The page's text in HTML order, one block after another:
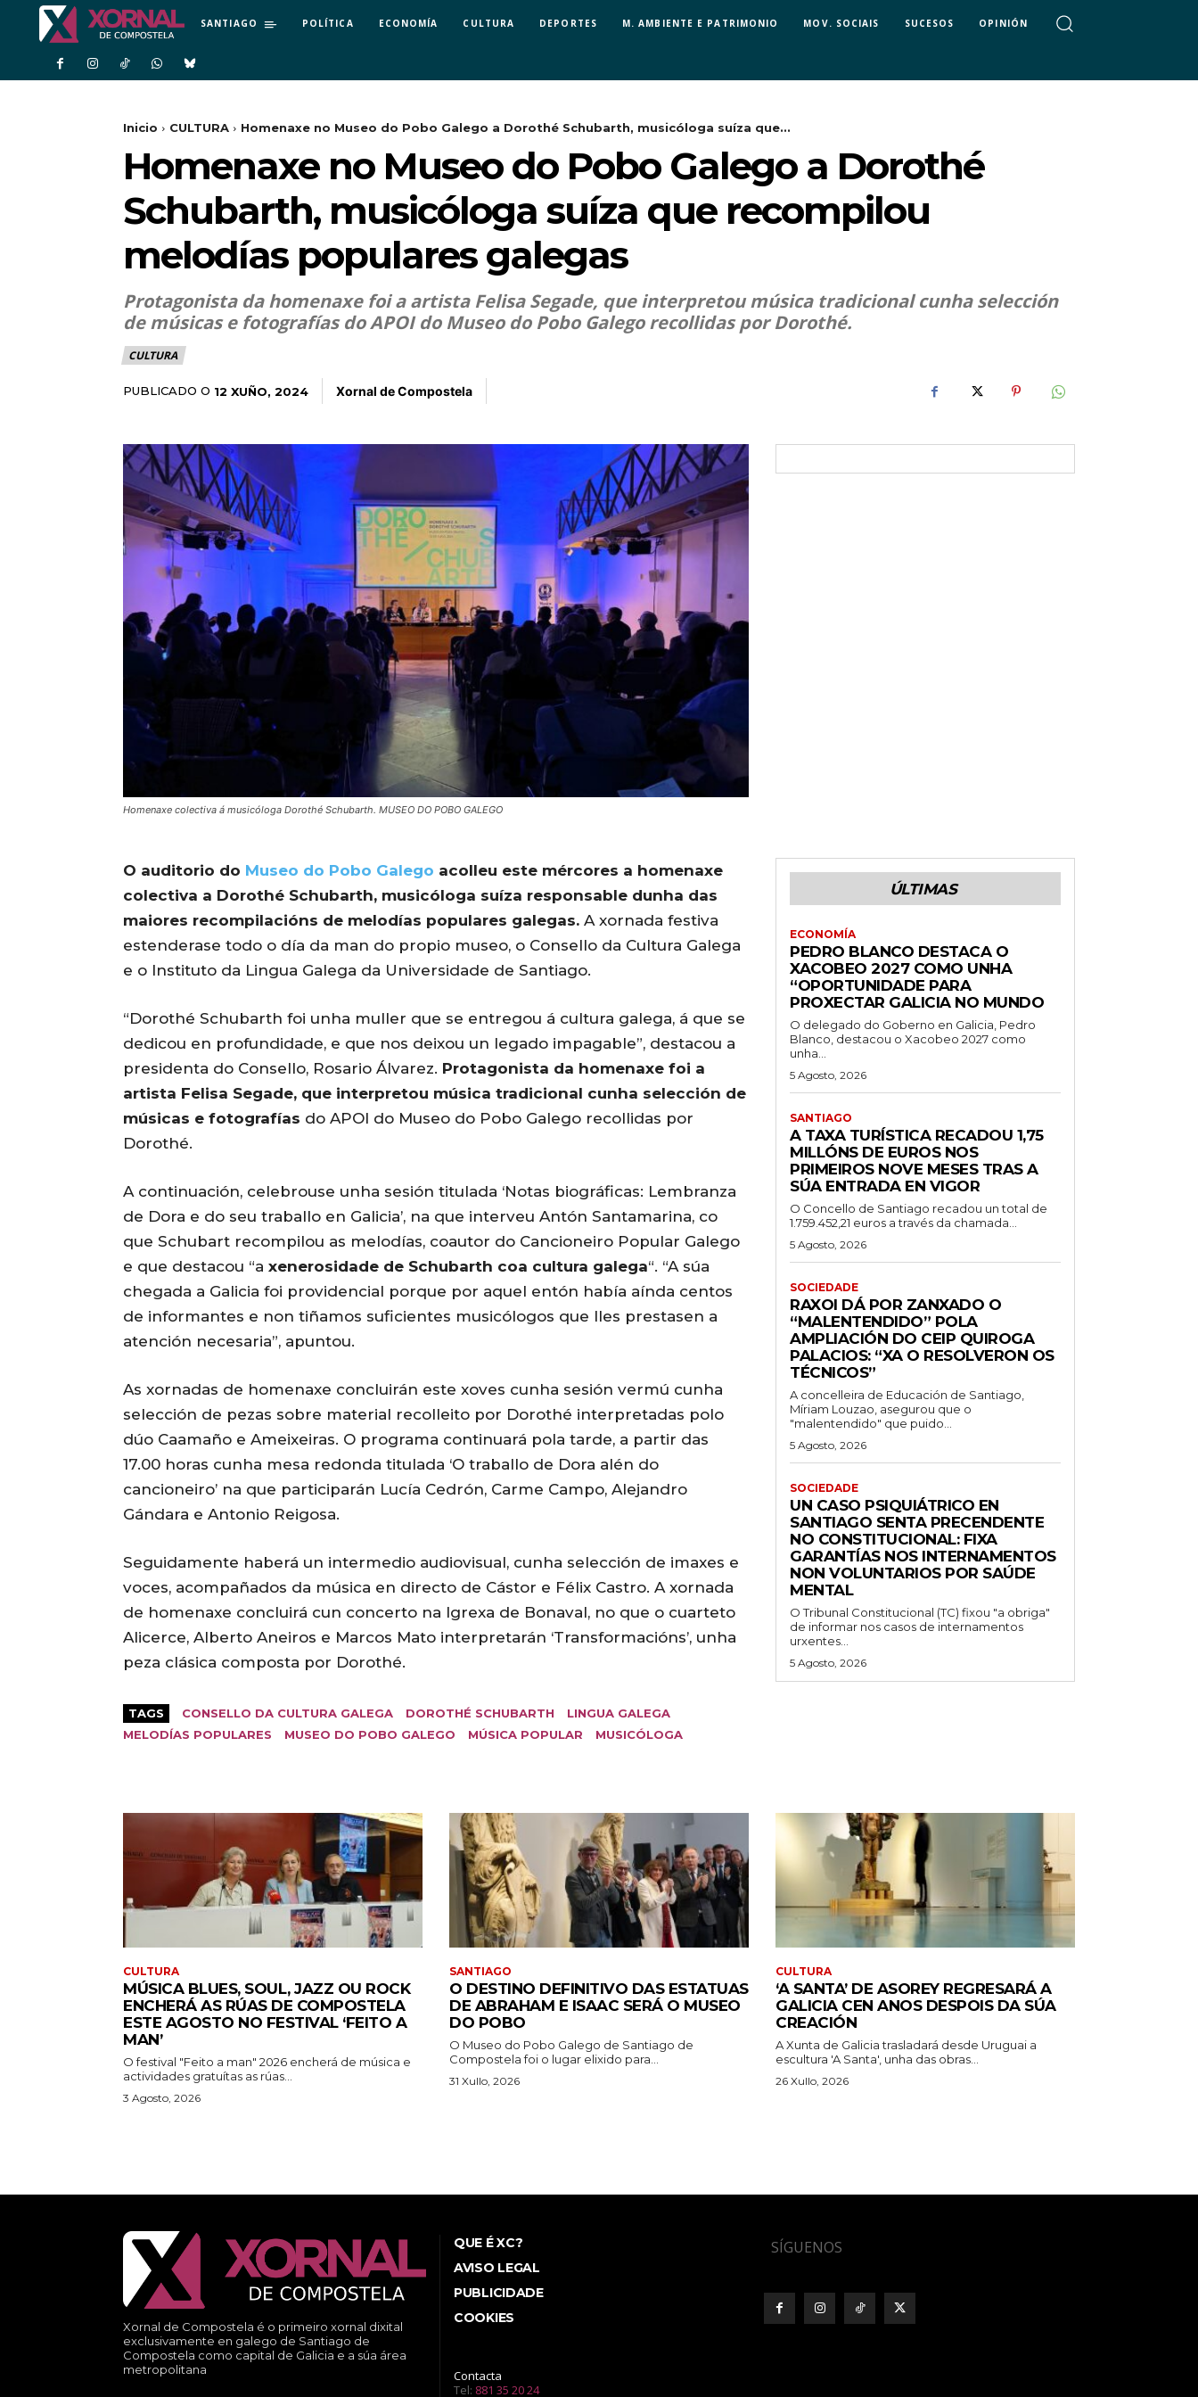
SANTIAGO POLÍTICA ECONOMÍA CULTURA DEPORTES M. AMBIENTE E PATRIMONIO MOV. SOCIAIS SUCESOS OPINIÓN
Inicio CULTURA Homenaxe no Museo do Pobo Galego a Dorothé Schubarth, musicóloga suíza que...
Homenaxe no Museo do Pobo Galego a Dorothé
Schubarth, musicóloga suíza que recompilou
melodías populares galegas
Protagonista da homenaxe foi a artista Felisa Segade, que interpretou música tradicional cunha selección
de músicas e fotografías do APOI do Museo do Pobo Galego recollidas por Dorothé.
CULTURA
PUBLICADO O 12 XUÑO, 2024 Xornal de Compostela
Homenaxe colectiva á musicóloga Dorothé Schubarth. MUSEO DO POBO GALEGO
O auditorio do Museo do Pobo Galego acolleu este mércores a homenaxe
colectiva a Dorothé Schubarth, musicóloga suíza responsable dunha das
maiores recompilacións de melodías populares galegas. A xornada festiva
estenderase todo o día da man do propio museo, o Consello da Cultura Galega
e o Instituto da Lingua Galega da Universidade de Santiago.
“Dorothé Schubarth foi unha muller que se entregou á cultura galega, á que se
dedicou en profundidade, e que nos deixou un legado impagable”, destacou a
presidenta do Consello, Rosario Álvarez. Protagonista da homenaxe foi a
artista Felisa Segade, que interpretou música tradicional cunha selección de
músicas e fotografías do APOI do Museo do Pobo Galego recollidas por
Dorothé.
A continuación, celebrouse unha sesión titulada ‘Notas biográficas: Lembranza
de Dora e do seu traballo en Galicia’, na que interveu Antón Santamarina, co
que Schubart recompilou as melodías, coautor do Cancioneiro Popular Galego
e que destacou “a xenerosidade de Schubarth coa cultura galega“. “A súa
chegada a Galicia foi providencial porque por aquel entón había aínda centos
de informantes e non tiñamos suficientes musicólogos que lles prestasen a
atención necesaria”, apuntou.
As xornadas de homenaxe concluirán este xoves cunha sesión vermú cunha
selección de pezas sobre material recolleito por Dorothé interpretadas polo
dúo Caamaño e Ameixeiras. O programa continuará pola tarde, a partir das
17.00 horas cunha mesa redonda titulada ‘O traballo de Dora alén do
cancioneiro’ na que participarán Lucía Cedrón, Carme Campo, Alejandro
Gándara e Antonio Reigosa.
Seguidamente haberá un intermedio audiovisual, cunha selección de imaxes e
voces, acompañados da música en directo de Cástor e Félix Castro. A xornada
de homenaxe concluirá cun concerto na Igrexa de Bonaval, no que o cuarteto
Alicerce, Alberto Aneiros e Marcos Mato interpretarán ‘Transformacións’, unha
peza clásica composta por Dorothé.
TAGS CONSELLO DA CULTURA GALEGA DOROTHÉ SCHUBARTH
LINGUA GALEGA
MELODÍAS POPULARES
MUSEO DO POBO GALEGO MÚSICA POPULAR MUSICÓLOGA
ÚLTIMAS
ECONOMÍA
PEDRO BLANCO DESTACA O
XACOBEO 2027 COMO UNHA
“OPORTUNIDADE PARA
PROXECTAR GALICIA NO MUNDO
O delegado do Goberno en Galicia, Pedro
Blanco, destacou o Xacobeo 2027 como
unha...
5 Agosto, 2026
SANTIAGO
A TAXA TURÍSTICA RECADOU 1,75
MILLÓNS DE EUROS NOS
PRIMEIROS NOVE MESES TRAS A
SÚA ENTRADA EN VIGOR
O Concello de Santiago recadou un total de
1.759.452,21 euros a través da chamada...
5 Agosto, 2026
SOCIEDADE
RAXOI DÁ POR ZANXADO O
“MALENTENDIDO” POLA
AMPLIACIÓN DO CEIP QUIROGA
PALACIOS: “XA O RESOLVERON OS
TÉCNICOS”
A concelleira de Educación de Santiago,
Míriam Louzao, asegurou que o
"malentendido" que puido...
5 Agosto, 2026
SOCIEDADE
UN CASO PSIQUIÁTRICO EN
SANTIAGO SENTA PRECENDENTE
NO CONSTITUCIONAL: FIXA
GARANTÍAS NOS INTERNAMENTOS
NON VOLUNTARIOS POR SAÚDE
MENTAL
O Tribunal Constitucional (TC) fixou "a obriga"
de informar nos casos de internamentos
urxentes...
5 Agosto, 2026
CULTURA
MÚSICA BLUES, SOUL, JAZZ OU ROCK
ENCHERÁ AS RÚAS DE COMPOSTELA
ESTE AGOSTO NO FESTIVAL ‘FEITO A
MAN’
O festival "Feito a man" 2026 encherá de música e
actividades gratuítas as rúas...
3 Agosto, 2026
SANTIAGO
O DESTINO DEFINITIVO DAS ESTATUAS
DE ABRAHAM E ISAAC SERÁ O MUSEO
DO POBO
O Museo do Pobo Galego de Santiago de
Compostela foi o lugar elixido para...
31 Xullo, 2026
CULTURA
‘A SANTA’ DE ASOREY REGRESARÁ A
GALICIA CEN ANOS DESPOIS DA SÚA
CREACIÓN
A Xunta de Galicia trasladará desde Uruguai a
escultura 'A Santa', unha das obras...
26 Xullo, 2026
Xornal de Compostela é o primeiro xornal dixital
exclusivamente en galego de Santiago de
Compostela como capital de Galicia e a súa área
metropolitana
QUE É XC?
AVISO LEGAL
PUBLICIDADE
COOKIES
Contacta
Tel: 881 35 20 24
SÍGUENOS